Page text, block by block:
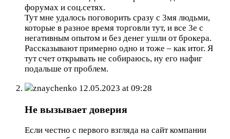
форумах и соц.сетях.
Тут мне удалось поговорить сразу с 3мя людьми,
которые в разное время торговли тут, и все 3е с
негативным опытом и без денег ушли от брокера.
Рассказывают примерно одно и тоже – как итог. Я
тут счет открывать не собираюсь, ну его нафиг
подальше от проблем.
znaychenko 12.05.2023 at 09:28
Не вызывает доверия
Если честно с первого взгляда на сайт компании